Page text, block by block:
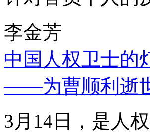
李金芳
中国人权卫士的
——为曹顺利逝
3月14日，是人